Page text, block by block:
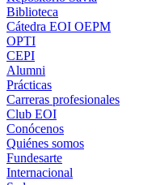
Biblioteca
Cátedra EOI OEPM
OPTI
CEPI
Alumni
Prácticas
Carreras profesionales
Club EOI
Conócenos
Quiénes somos
Fundesarte
Internacional